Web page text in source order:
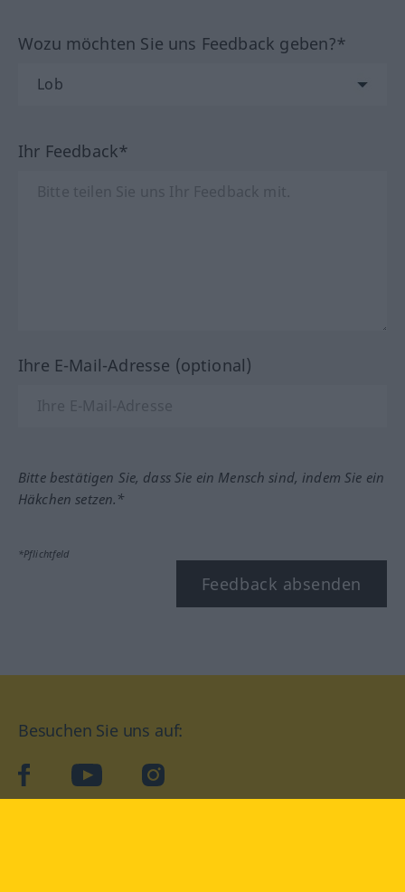
Wozu möchten Sie uns Feedback geben?*
Ihr Feedback*
Ihre E-Mail-Adresse (optional)
Bitte bestätigen Sie, dass Sie ein Mensch sind, indem Sie ein
Häkchen setzen.*
*Pflichtfeld
Feedback absenden
Besuchen Sie uns auf:
facebookYouTube Instagram